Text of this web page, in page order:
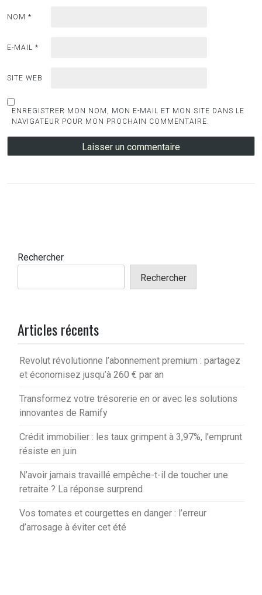
NOM *
E-MAIL *
SITE WEB
ENREGISTRER MON NOM, MON E-MAIL ET MON SITE DANS LE
NAVIGATEUR POUR MON PROCHAIN COMMENTAIRE.
Rechercher
Rechercher
Articles récents
Revolut révolutionne l’abonnement premium : partagez
et économisez jusqu’à 260 € par an
Transformez votre trésorerie en or avec les solutions
innovantes de Ramify
Crédit immobilier : les taux grimpent à 3,97%, l’emprunt
résiste en juin
N’avoir jamais travaillé empêche-t-il de toucher une
retraite ? La réponse surprend
Vos tomates et courgettes en danger : l’erreur
d’arrosage à éviter cet été